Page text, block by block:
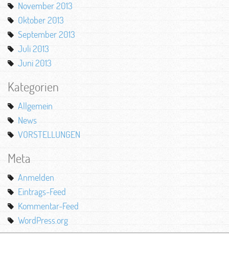
November 2013
Oktober 2013
September 2013
Juli 2013
Juni 2013
Kategorien
Allgemein
News
VORSTELLUNGEN
Meta
Anmelden
Eintrags-Feed
Kommentar-Feed
WordPress.org